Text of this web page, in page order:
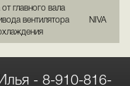
от главного вала
вентилятора
NIVA
- 8-910-816-